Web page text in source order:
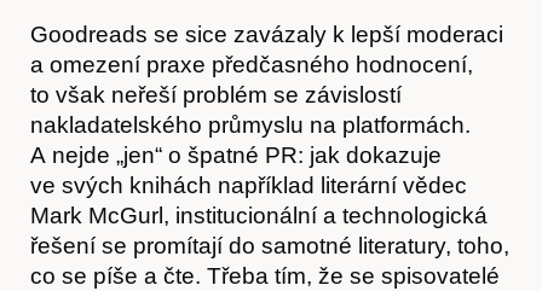
Goodreads se sice zavázaly k lepší moderaci
a omezení praxe předčasného hodnocení,
to však neřeší problém se závislostí
nakladatelského průmyslu na platformách.
A nejde „jen“ o špatné PR: jak dokazuje
ve svých knihách například literární vědec
Mark McGurl, institucionální a technologická
řešení se promítají do samotné literatury, toho,
co se píše a čte. Třeba tím, že se spisovatelé